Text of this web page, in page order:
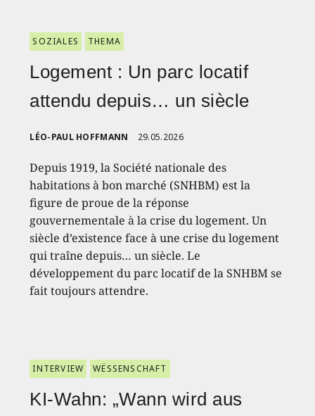
SOZIALES THEMA
Logement : Un parc locatif
attendu depuis… un siècle
LÉO-PAUL HOFFMANN 29.05.2026
Depuis 1919, la Société nationale des
habitations à bon marché (SNHBM) est la
figure de proue de la réponse
gouvernementale à la crise du logement. Un
siècle d’existence face à une crise du logement
qui traîne depuis… un siècle. Le
développement du parc locatif de la SNHBM se
fait toujours attendre.
INTERVIEW WËSSENSCHAFT
KI-Wahn: „Wann wird aus